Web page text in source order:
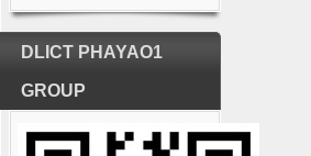
DLICT PHAYAO1
GROUP